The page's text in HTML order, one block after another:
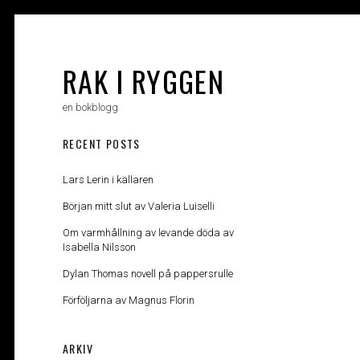
RAK I RYGGEN
en bokblogg
RECENT POSTS
Lars Lerin i källaren
Början mitt slut av Valeria Luiselli
Om varmhållning av levande döda av
Isabella Nilsson
Dylan Thomas novell på pappersrulle
Förföljarna av Magnus Florin
ARKIV